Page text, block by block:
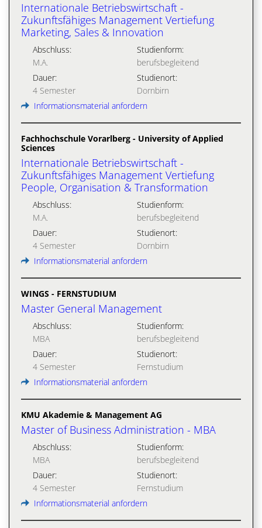
Internationale Betriebswirtschaft -
Zukunftsfähiges Management Vertiefung
Marketing, Sales & Innovation
Abschluss:
M.A.
Studienform:
berufsbegleitend
Dauer:
4 Semester
Studienort:
Dornbirn
Informationsmaterial anfordern
Fachhochschule Vorarlberg - University of Applied
Sciences
Internationale Betriebswirtschaft -
Zukunftsfähiges Management Vertiefung
People, Organisation & Transformation
Abschluss:
M.A.
Studienform:
berufsbegleitend
Dauer:
4 Semester
Studienort:
Dornbirn
Informationsmaterial anfordern
WINGS - FERNSTUDIUM
Master General Management
Abschluss:
MBA
Studienform:
berufsbegleitend
Dauer:
4 Semester
Studienort:
Fernstudium
Informationsmaterial anfordern
KMU Akademie & Management AG
Master of Business Administration - MBA
Abschluss:
MBA
Studienform:
berufsbegleitend
Dauer:
4 Semester
Studienort:
Fernstudium
Informationsmaterial anfordern